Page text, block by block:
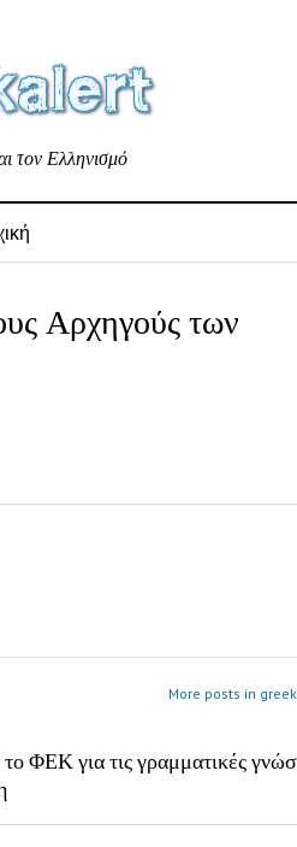
τον Ελληνισμό
Αρχηγούς των
More posts in
για τις γραμματικές